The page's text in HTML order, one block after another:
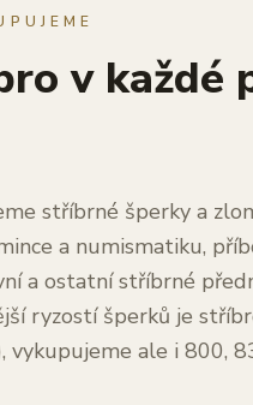
v každé
stříbrné šperky a
a numismatiku,
a ostatní stříbrné
ryzostí šperků je
vykupujeme ale i 800,